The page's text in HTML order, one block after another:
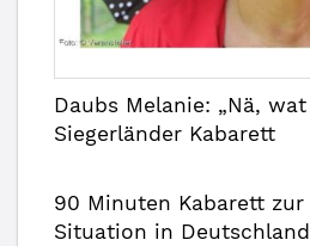
Daubs Melanie: „Nä,
Siegerländer Kabarett
90 Minuten Kabarett
Situation in